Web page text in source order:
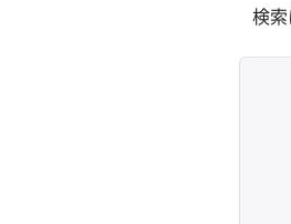
検